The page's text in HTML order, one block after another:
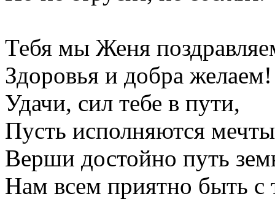
Тебя мы Женя
Здоровья и добра желаем!
Удачи, сил тебе в пути,
Пусть исполняются
Верши достойно путь
Нам всем приятно быть с